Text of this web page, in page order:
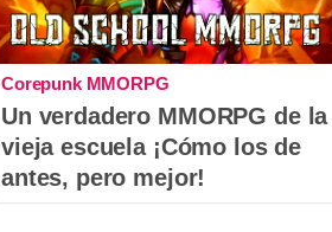
Corepunk MMORPG
Un verdadero MMORPG de la
vieja escuela ¡Cómo los de
antes, pero mejor!